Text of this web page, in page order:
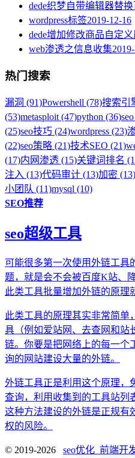
dede织梦自带编辑器替
wordpress标签2019-12-16
dede增加修改商品自定
web渗透之信息收集
热门搜索
漏洞 (91)Powershell (78)搜索引
(53)metasploit (47)python (36)
(25)seo技巧 (24)wordpress (23)
(22)seo策略 (21)技术SEO (21)
(17)内网渗透 (15)关键词排名
注入 (13)代码审计 (13)加密 (13)
小团队 (11)mysql (10)
SEO推荐
seo超级工具
可能很多第一次使用外链工具
题，就是会不会被百度K站、
此类工具批量增加外链的原理
此类工具的原理其实非常简单
具（例如爱站网、去查网和站
链。你要是把网络上的每一个
询的网站建设大量的外链。
外链工具正是利用这个原理，
查询，利用收集到的工具站列
这种方法建设的外链是正规有
权的风险。
© 2019-2026 seo优化_前端开